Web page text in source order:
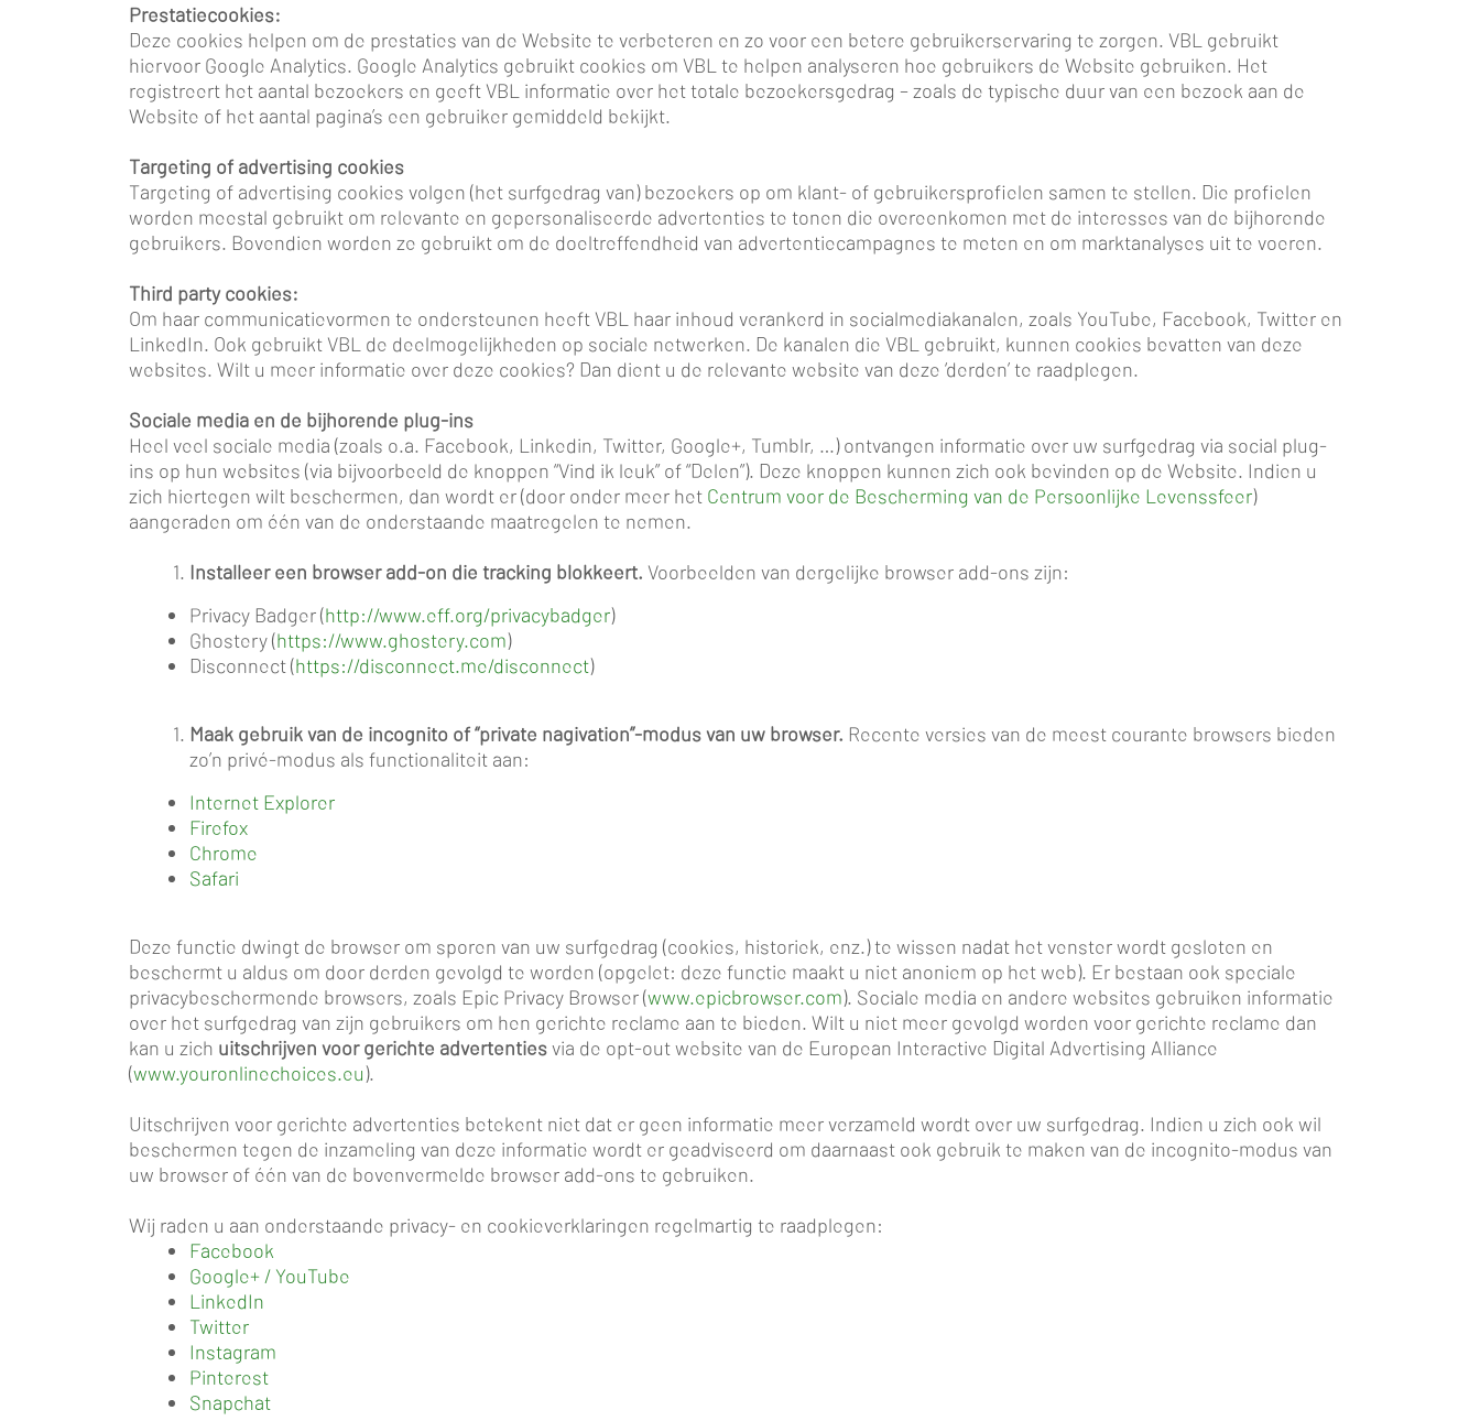
Prestatiecookies:
Deze cookies helpen om de prestaties van de Website te verbeteren en zo voor een betere gebruikerservaring te zorgen. VBL gebruikt
hiervoor Google Analytics. Google Analytics gebruikt cookies om VBL te helpen analyseren hoe gebruikers de Website gebruiken. Het
registreert het aantal bezoekers en geeft VBL informatie over het totale bezoekersgedrag – zoals de typische duur van een bezoek aan de
Website of het aantal pagina’s een gebruiker gemiddeld bekijkt.
Targeting of advertising cookies
Targeting of advertising cookies volgen (het surfgedrag van) bezoekers op om klant- of gebruikersprofielen samen te stellen. Die profielen
worden meestal gebruikt om relevante en gepersonaliseerde advertenties te tonen die overeenkomen met de interesses van de bijhorende
gebruikers. Bovendien worden ze gebruikt om de doeltreffendheid van advertentiecampagnes te meten en om marktanalyses uit te voeren.
Third party cookies:
Om haar communicatievormen te ondersteunen heeft VBL haar inhoud verankerd in socialmediakanalen, zoals YouTube, Facebook, Twitter en
LinkedIn. Ook gebruikt VBL de deelmogelijkheden op sociale netwerken. De kanalen die VBL gebruikt, kunnen cookies bevatten van deze
websites. Wilt u meer informatie over deze cookies? Dan dient u de relevante website van deze ‘derden’ te raadplegen.
Sociale media en de bijhorende plug-ins
Heel veel sociale media (zoals o.a. Facebook, Linkedin, Twitter, Google+, Tumblr, …) ontvangen informatie over uw surfgedrag via social plug-
ins op hun websites (via bijvoorbeeld de knoppen “Vind ik leuk” of “Delen”). Deze knoppen kunnen zich ook bevinden op de Website. Indien u
zich hiertegen wilt beschermen, dan wordt er (door onder meer het Centrum voor de Bescherming van de Persoonlijke Levenssfeer)
aangeraden om één van de onderstaande maatregelen te nemen.
Installeer een browser add-on die tracking blokkeert. Voorbeelden van dergelijke browser add-ons zijn:
Privacy Badger (http://www.eff.org/privacybadger)
Ghostery (https://www.ghostery.com)
Disconnect (https://disconnect.me/disconnect)
Maak gebruik van de incognito of “private nagivation”-modus van uw browser. Recente versies van de meest courante browsers bieden
zo’n privé-modus als functionaliteit aan:
Internet Explorer
Firefox
Chrome
Safari
Deze functie dwingt de browser om sporen van uw surfgedrag (cookies, historiek, enz.) te wissen nadat het venster wordt gesloten en
beschermt u aldus om door derden gevolgd te worden (opgelet: deze functie maakt u niet anoniem op het web). Er bestaan ook speciale
privacybeschermende browsers, zoals Epic Privacy Browser (www.epicbrowser.com). Sociale media en andere websites gebruiken informatie
over het surfgedrag van zijn gebruikers om hen gerichte reclame aan te bieden. Wilt u niet meer gevolgd worden voor gerichte reclame dan
kan u zich uitschrijven voor gerichte advertentiesvia de opt-out website van de European Interactive Digital Advertising Alliance
(www.youronlinechoices.eu).
Uitschrijven voor gerichte advertenties betekent niet dat er geen informatie meer verzameld wordt over uw surfgedrag. Indien u zich ook wil
beschermen tegen de inzameling van deze informatie wordt er geadviseerd om daarnaast ook gebruik te maken van de incognito-modus van
uw browser of één van de bovenvermelde browser add-ons te gebruiken.
Wij raden u aan onderstaande privacy- en cookieverklaringen regelmartig te raadplegen:
Facebook
Google+ / YouTube
LinkedIn
Twitter
Instagram
Pinterest
Snapchat